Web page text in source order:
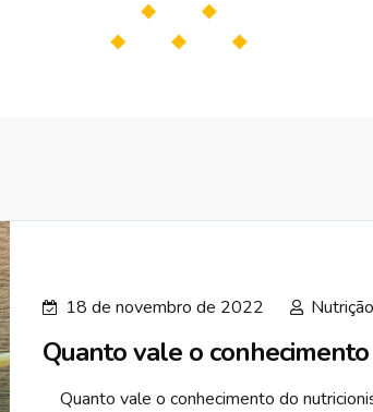
18 de novembro de 2022
Quanto vale o
Quanto vale o conhecimento do